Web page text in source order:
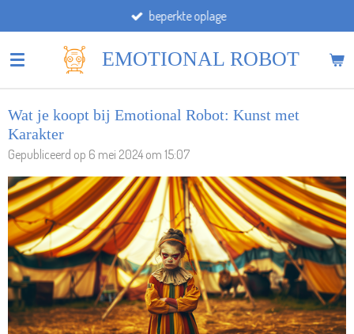
direct
naar
EMOTIONAL ROBOT
beperkte oplage
Wat je koopt bij Emotional Robot: Kunst met
Karakter
Gepubliceerd op 6 mei 2024 om 15:07